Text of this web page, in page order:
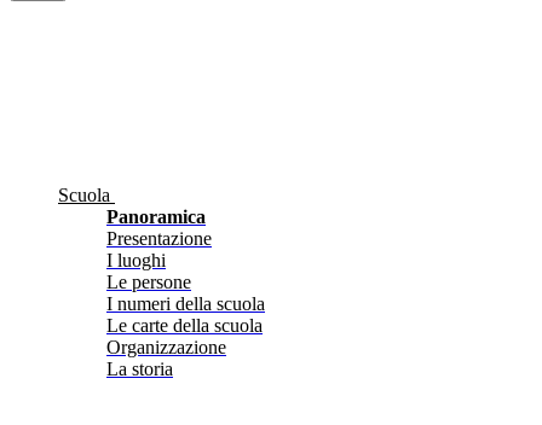
Scuola
Panoramica
Presentazione
I luoghi
Le persone
I numeri della scuola
Le carte della scuola
Organizzazione
La storia